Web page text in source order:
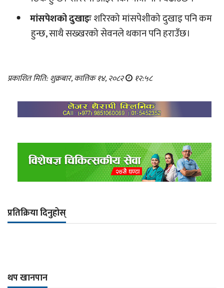
मांसपेशको दुखाइःशरिरको मांसपेशीको दुखाइ पनि कम
हुन्छ, साथै सख्खरको सेवनले थकान पनि हराउँछ।
प्रकाशित मिति: शुक्रबार, कात्तिक १४, २०८२ १२:५८
प्रतिक्रिया दिनुहोस्
थप खानपान